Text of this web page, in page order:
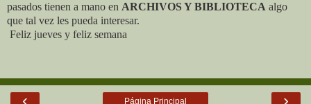
pasados tienen a mano en ARCHIVOS Y BIBLIOTECA algo
que tal vez les pueda interesar.
Feliz jueves y feliz semana
Página Principal